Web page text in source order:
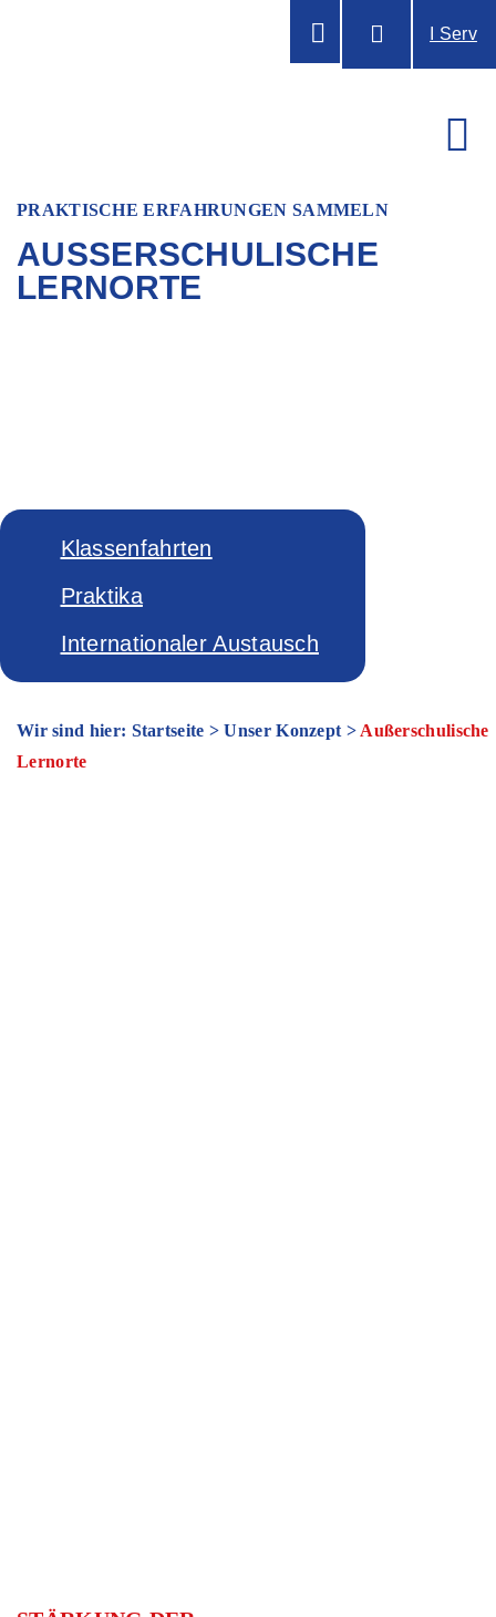
I Serv
PRAKTISCHE ERFAHRUNGEN SAMMELN
AUSSERSCHULISCHE
LERNORTE
Klassenfahrten
Praktika
Internationaler Austausch
Wir sind hier: Startseite >Unser Konzept > Außerschulische
Lernorte